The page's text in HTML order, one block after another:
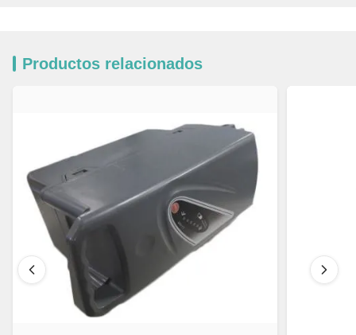
Productos relacionados